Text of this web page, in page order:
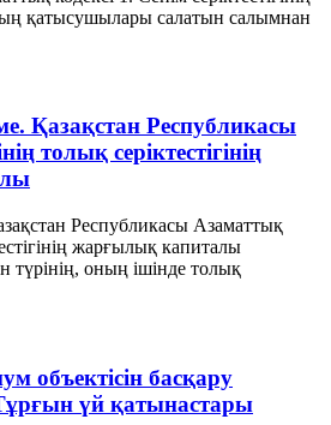
қатысушылары салатын салымнан
Қазақстан Республикасы
толық серіктестігінің
Республикасы Азаматтық
жарғылық капиталы
түрінің, оның ішінде толық
объектісін басқару
Тұрғын үй қатынастары